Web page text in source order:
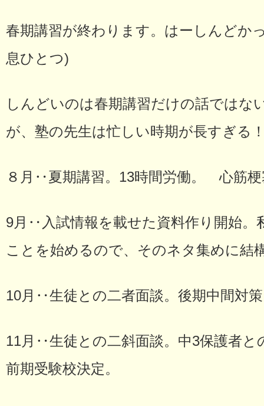
春期講習が終わります。はーしん
息ひとつ)
しんどいのは春期講習だけの話では
が、塾の先生は忙しい時期が長すぎる
８月‥夏期講習。13時間労働。 心筋
9月‥入試情報を載せた資料作り開始。
ことを始めるので、そのネタ集めに結
10月‥生徒との二者面談。後期中間対
11月‥生徒との二斜面談。中3保護者と
前期受験校決定。